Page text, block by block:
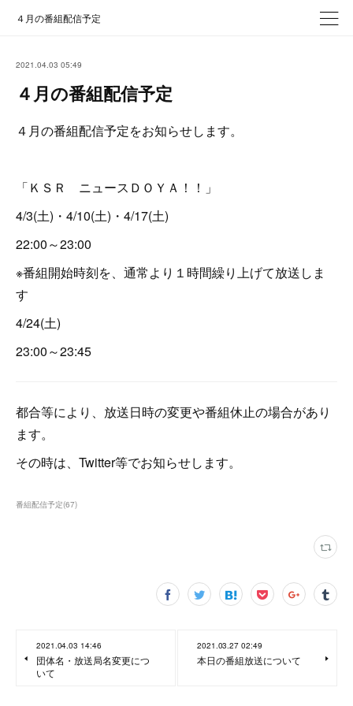
４月の番組配信予定
2021.04.03 05:49
４月の番組配信予定
４月の番組配信予定をお知らせします。
「ＫＳＲ ニュースＤＯＹＡ！！」
4/3(土)・4/10(土)・4/17(土)
22:00～23:00
※番組開始時刻を、通常より１時間繰り上げて放送しま
す
4/24(土)
23:00～23:45
都合等により、放送日時の変更や番組休止の場合があり
ます。
その時は、Twitter等でお知らせします。
番組配信予定(67)
2021.04.03 14:46
団体名・放送局名変更につ
いて
2021.03.27 02:49
本日の番組放送について